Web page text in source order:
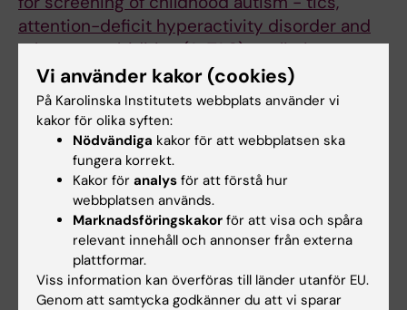
attention-deficit hyperactivity disorder and
other comorbidities (A-TAC): preliminary
reliability and validity.
Hansson SL; Svanström Röjvall A; Rastam M;
Gillberg C; Gillberg C; Anckarsäter H
Alla övriga publikationer
DOCTORAL THESIS:2022
Adverse effects of treatment for rectal cancer
: sexual function, hormones, and bone health
Svanström Röjvall A
Vi använder kakor (cookies)
På Karolinska Institutets webbplats använder vi
kakor för olika syften:
Nödvändiga kakor för att webbplatsen ska
fungera korrekt.
Kakor för analys för att förstå hur
webbplatsen används.
Marknadsföringskakor för att visa och spåra
relevant innehåll och annonser från externa
plattformar.
Viss information kan överföras till länder utanför EU.
Genom att samtycka godkänner du att vi sparar